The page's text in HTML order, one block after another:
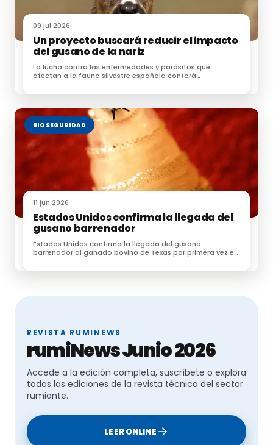
Interempresas
Reuters
Le puede interesar
La inteligencia artificial revoluciona la detección de
enfermedades en vacas lecheras
El Programa Nacional de Erradicación de la
Tuberculosis Bovina en España
La cabaña ovina y caprina en España continúa en
descenso
El Programa Nacional de Erradicación de la
09 jul 2026
Un proyecto buscará reducir el impacto
del gusano de la nariz
La lucha contra las enfermedades y parásitos que
afectan a la fauna silvestre española contará
BIOSEGURIDAD
11 jun 2026
Estados Unidos confirma la llegada del
gusano barrenador
Estados Unidos confirma la llegada del gusano
barrenador al ganado bovino de Texas por primera vez en
REVISTA RUMINEWS
rumiNews Junio 2026
Accede a la edición completa, suscríbete o explora
todas las ediciones de la revista técnica del sector
rumiante.
LEER ONLINE